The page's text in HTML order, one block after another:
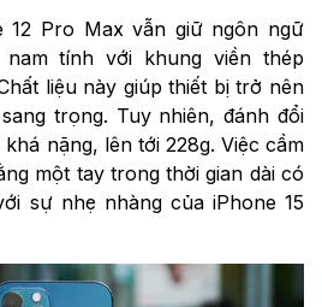
12 Pro Max vẫn giữ ngôn ngữ
tính với khung viền thép
liệu này giúp thiết bị trở nên
trọng. Tuy nhiên, đánh đổi
nặng, lên tới 228g. Việc cầm
một tay trong thời gian dài có
sự nhẹ nhàng của iPhone 15